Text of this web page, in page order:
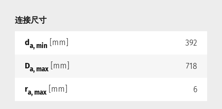
连接尺寸
da, min [mm] 392
Da, max [mm] 718
ra, max [mm] 6